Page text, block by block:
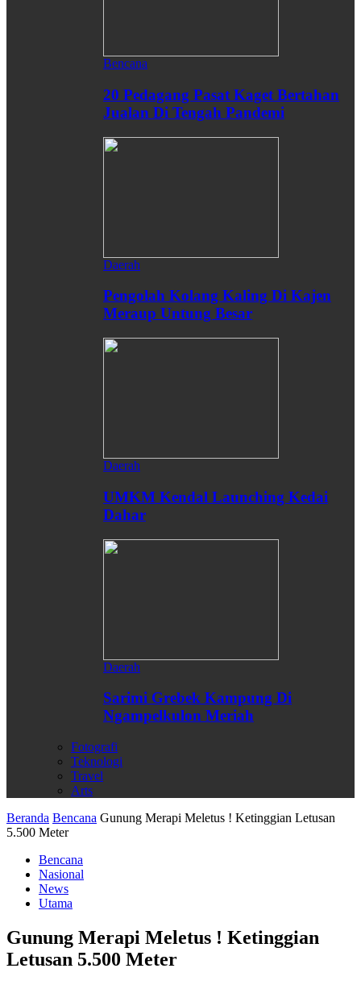
Bencana
20 Pedagang Pasat Kaget Bertahan
Jualan Di Tengah Pandemi
Daerah
Pengolah Kolang Kaling Di Kajen
Meraup Untung Besar
Daerah
UMKM Kendal Launching Kedai
Dahar
Daerah
Sarimi Grebek Kampung Di
Ngampelkulon Meriah
Fotografi
Teknologi
Travel
Arts
Beranda Bencana Gunung Merapi Meletus ! Ketinggian Letusan
5.500 Meter
Bencana
Nasional
News
Utama
Gunung Merapi Meletus ! Ketinggian
Letusan 5.500 Meter